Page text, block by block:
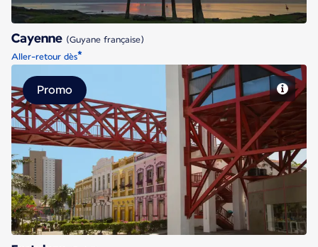
Cayenne (Guyane française)
Aller-retour dès*
Fortaleza
Promo